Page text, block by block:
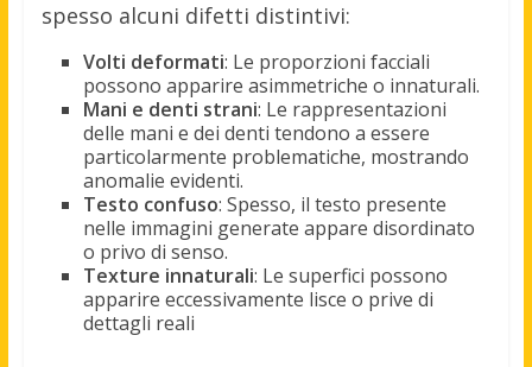
spesso alcuni difetti distintivi:
Volti deformati: Le proporzioni facciali
possono apparire asimmetriche o innaturali.
Mani e denti strani: Le rappresentazioni
delle mani e dei denti tendono a essere
particolarmente problematiche, mostrando
anomalie evidenti.
Testo confuso: Spesso, il testo presente
nelle immagini generate appare disordinato
o privo di senso.
Texture innaturali: Le superfici possono
apparire eccessivamente lisce o prive di
dettagli reali